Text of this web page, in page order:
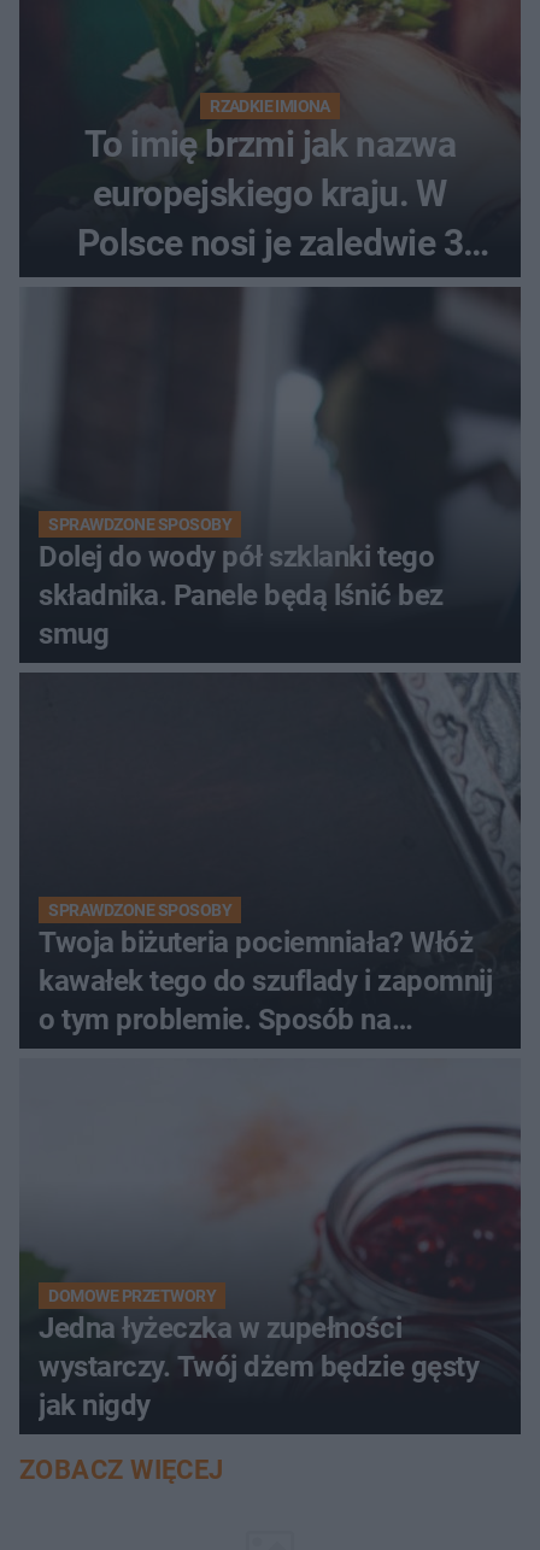
RZADKIE IMIONA
To imię brzmi jak nazwa
europejskiego kraju. W
Polsce nosi je zaledwie 3
kobiety
SPRAWDZONE SPOSOBY
Dolej do wody pół szklanki tego
składnika. Panele będą lśnić bez
smug
SPRAWDZONE SPOSOBY
Twoja biżuteria pociemniała? Włóż
kawałek tego do szuflady i zapomnij
o tym problemie. Sposób na
pociemniałą biżuterię
DOMOWE PRZETWORY
Jedna łyżeczka w zupełności
wystarczy. Twój dżem będzie gęsty
jak nigdy
ZOBACZ WIĘCEJ